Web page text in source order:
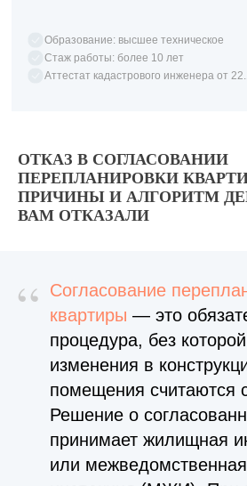
Образование: высшее техническое
Стаж работы: более 10 лет
Аттестат кадастрового инженера от
ОТКАЗ В СОГЛАСОВАНИИ
ПЕРЕПЛАНИРОВКИ
ПРИЧИНЫ И АЛГОРИТМ
ВАМ ОТКАЗАЛИ
“
Согласование
квартиры — это
процедура, без
изменения в
помещения считаются
Решение о
принимает жилищная
или